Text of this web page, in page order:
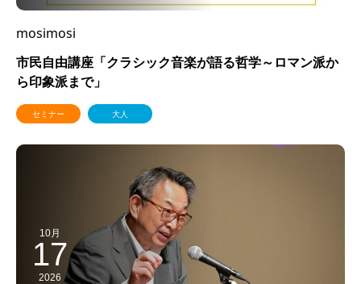
mosimosi
市民自由講座「クラシック音楽が語る哲学～ロマン派か
ら印象派まで」
セミナー 大人
10月
17
2026